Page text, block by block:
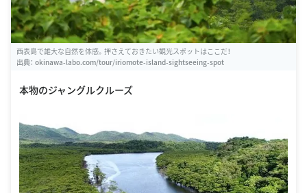
西表島で雄大な自然を体感。押さえておきたい観光スポットはここだ！
出典： okinawa-labo.com/tour/iriomote-island-sightseeing-spot
本物のジャングルクルーズ